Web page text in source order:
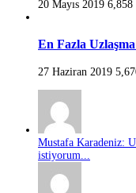
20 Mayıs 2019 6,858
En Fazla
27 Haziran 2019
Mustafa Karadeniz:
istiyorum...